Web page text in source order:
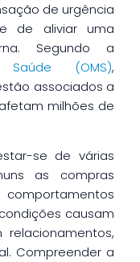
de urgência
de aliviar uma
Segundo a
(OMS),
associados a
milhões de
se de várias
as compras
causam
Compreender a